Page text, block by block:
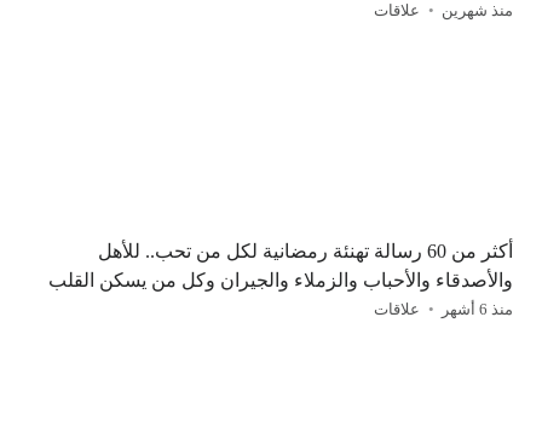
منذ شهرين علاقات
أكثر من 60 رسالة تهنئة رمضانية لكل من تحب.. للأهل
والأصدقاء والأحباب والزملاء والجيران وكل من يسكن القلب
منذ 6 أشهر علاقات